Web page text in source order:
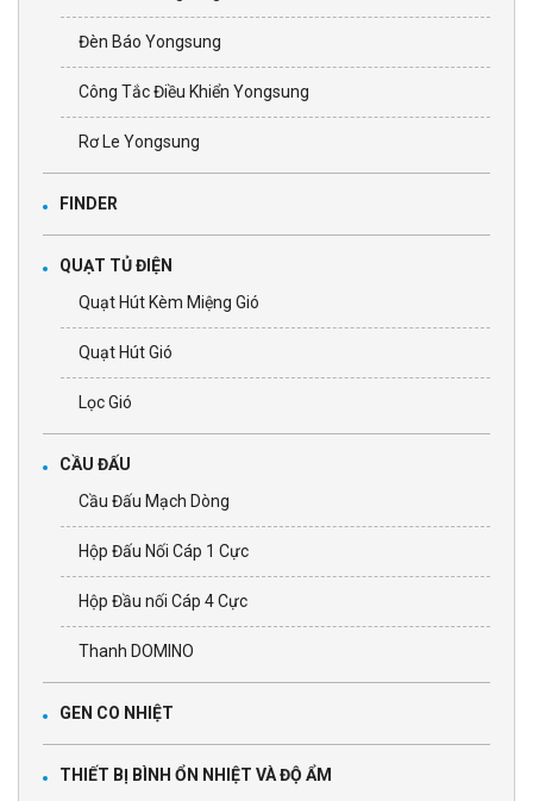
Đèn Báo Yongsung
Công Tắc Điều Khiển Yongsung
Rơ Le Yongsung
FINDER
QUẠT TỦ ĐIỆN
Quạt Hút Kèm Miệng Gió
Quạt Hút Gió
Lọc Gió
CẦU ĐẤU
Cầu Đấu Mạch Dòng
Hộp Đấu Nối Cáp 1 Cực
Hộp Đầu nối Cáp 4 Cực
Thanh DOMINO
GEN CO NHIỆT
THIẾT BỊ BÌNH ỔN NHIỆT VÀ ĐỘ ẨM